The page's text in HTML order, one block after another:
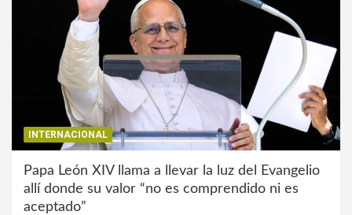
INTERNACIONAL
Papa León XIV llama a llevar la luz del Evangelio
allí donde su valor “no es comprendido ni es
aceptado”